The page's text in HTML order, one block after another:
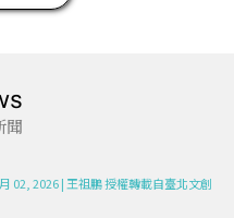
聞
02, 2026| 王祖鵬 授權轉載自臺北文創